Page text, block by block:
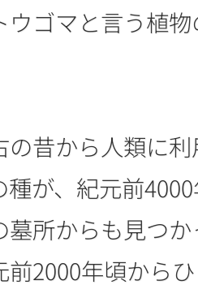
ウゴマと言う植
の昔から人類に
が、紀元前
墓所からも見つ
前2000年頃から